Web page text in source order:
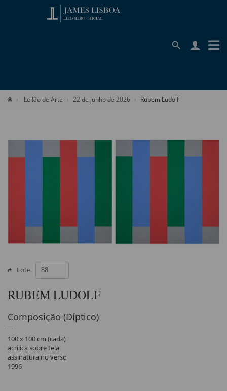
Leilão de Arte 22 de junho de 2026 Rubem Ludolf
Lote
RUBEM LUDOLF
Composição (Díptico)
100 x 100 cm (cada)
acrílica sobre tela
assinatura no verso
1996